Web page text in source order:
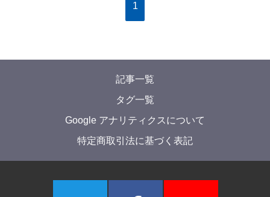
1
記事一覧
タグ一覧
Google アナリティクスについて
特定商取引法に基づく表記